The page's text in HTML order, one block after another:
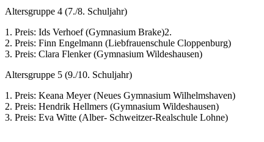
Altersgruppe 4 (7./8. Schuljahr)
1. Preis: Ids Verhoef (Gymnasium Brake)2.
2. Preis: Finn Engelmann (Liebfrauenschule Cloppenburg)
3. Preis: Clara Flenker (Gymnasium Wildeshausen)
Altersgruppe 5 (9./10. Schuljahr)
1. Preis: Keana Meyer (Neues Gymnasium Wilhelmshaven)
2. Preis: Hendrik Hellmers (Gymnasium Wildeshausen)
3. Preis: Eva Witte (Alber- Schweitzer-Realschule Lohne)